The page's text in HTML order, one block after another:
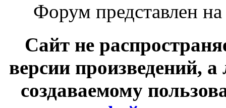
Форум представлен
Сайт не
версии произведений,
создаваемому